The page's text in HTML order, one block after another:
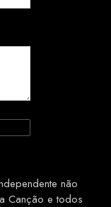
não
Canção e todos